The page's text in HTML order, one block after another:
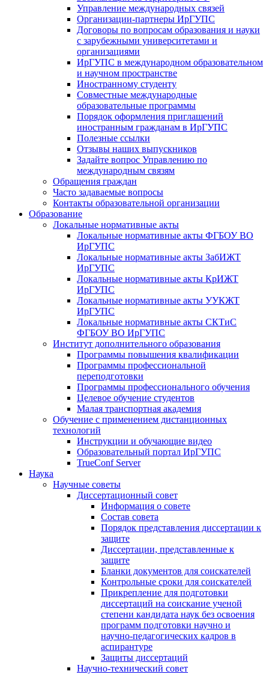
Управление международных связей
Организации-партнеры ИрГУПС
Договоры по вопросам образования и науки
с зарубежными университетами и
организациями
ИрГУПС в международном образовательном
и научном пространстве
Иностранному студенту
Совместные международные
образовательные программы
Порядок оформления приглашений
иностранным гражданам в ИрГУПС
Полезные ссылки
Отзывы наших выпускников
Задайте вопрос Управлению по
международным связям
Обращения граждан
Часто задаваемые вопросы
Контакты образовательной организации
Образование
Локальные нормативные акты
Локальные нормативные акты ФГБОУ ВО
ИрГУПС
Локальные нормативные акты ЗабИЖТ
ИрГУПС
Локальные нормативные акты КрИЖТ
ИрГУПС
Локальные нормативные акты УУКЖТ
ИрГУПС
Локальные нормативные акты СКТиС
ФГБОУ ВО ИрГУПС
Институт дополнительного образования
Программы повышения квалификации
Программы профессиональной
переподготовки
Программы профессионального обучения
Целевое обучение студентов
Малая транспортная академия
Обучение с применением дистанционных
технологий
Инструкции и обучающие видео
Образовательный портал ИрГУПС
TrueConf Server
Наука
Научные советы
Диссертационный совет
Информация о совете
Состав совета
Порядок представления диссертации к
защите
Диссертации, представленные к
защите
Бланки документов для соискателей
Контрольные сроки для соискателей
Прикрепление для подготовки
диссертаций на соискание ученой
степени кандидата наук без освоения
программ подготовки научно и
научно-педагогических кадров в
аспирантуре
Защиты диссертаций
Научно-технический совет